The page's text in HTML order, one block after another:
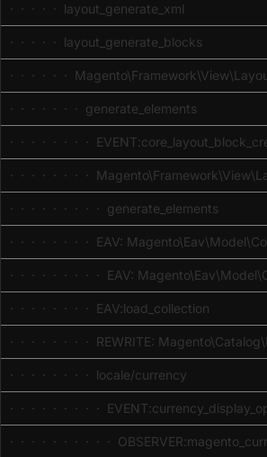
· · · · · layout_generate_xml
· · · · · layout_generate_blocks
· · · · · ·
· · · · · · · generate_elements
· · · · · · · ·
· · · · · · · ·
· · · · · · · · · generate_elements
· · · · · · · · EAV:
· · · · · · · · · EAV:
· · · · · · · · EAV:load_collection
· · · · · · · · REWRITE:
· · · · · · · · locale/currency
· · · · · · · · ·
· · · · · · · · · ·